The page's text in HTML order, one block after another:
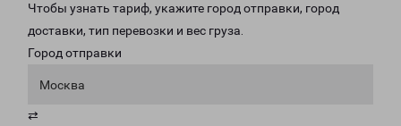
Чтобы узнать тариф, укажите город отправки, город
доставки, тип перевозки и вес груза.
Город отправки
Москва
⇄